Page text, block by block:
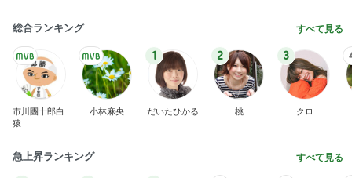
総合ランキング すべて見る
市川團十郎白
猿
小林麻央
1
だいたひかる
2
桃
3
クロ
急上昇ランキング すべて見る